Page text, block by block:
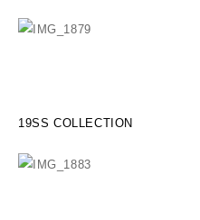
19SS COLLECTION